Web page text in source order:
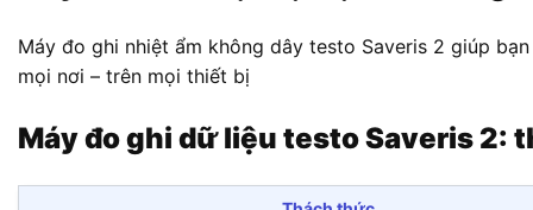
Máy đo ghi nhiệt ẩm không dây testo Saveris 2 giúp
mọi nơi – trên mọi thiết bị
Máy đo ghi dữ liệu testo Saveris 2: